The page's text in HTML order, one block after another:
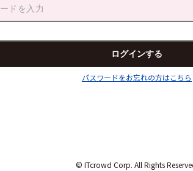
パスワードをお忘れの方はこちら
© ITcrowd Corp. All Rights